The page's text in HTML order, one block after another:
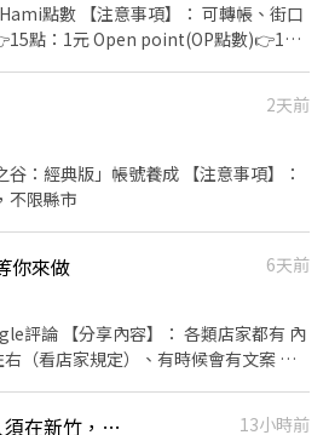
點數 【注意事項】： 可轉帳、街口
要的收款方式唷，謝謝~
2天前
谷：經典版」帳號養成 【注意事項】：
不限縣市
你來做
6天前
類店家都有 內
（看店家規定）、有時候會有文案 一
google評論（遠距，人須在新竹，限一個帳號）
13小時前